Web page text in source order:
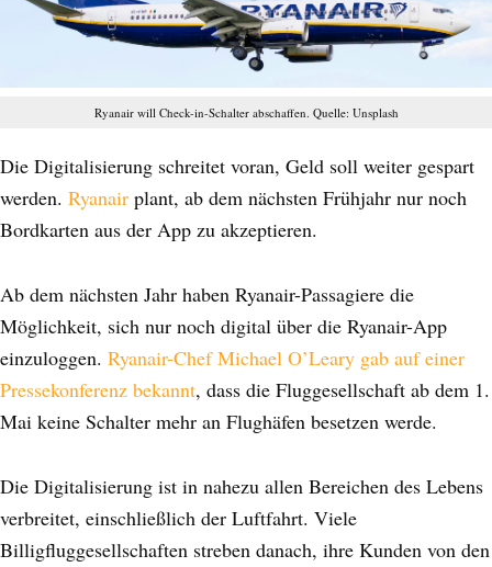
Ryanair will Check-in-Schalter abschaffen. Quelle: Unsplash
Die Digitalisierung schreitet voran, Geld soll weiter gespart
werden. Ryanair plant, ab dem nächsten Frühjahr nur noch
Bordkarten aus der App zu akzeptieren.
Ab dem nächsten Jahr haben Ryanair-Passagiere die
Möglichkeit, sich nur noch digital über die Ryanair-App
einzuloggen. Ryanair-Chef Michael O’Leary gab auf einer
Pressekonferenz bekannt, dass die Fluggesellschaft ab dem 1.
Mai keine Schalter mehr an Flughäfen besetzen werde.
Die Digitalisierung ist in nahezu allen Bereichen des Lebens
verbreitet, einschließlich der Luftfahrt. Viele
Billigfluggesellschaften streben danach, ihre Kunden von den